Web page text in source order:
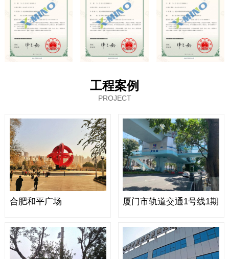
工程案例
PROJECT
合肥和平广场 厦门市轨道交通1号线1期